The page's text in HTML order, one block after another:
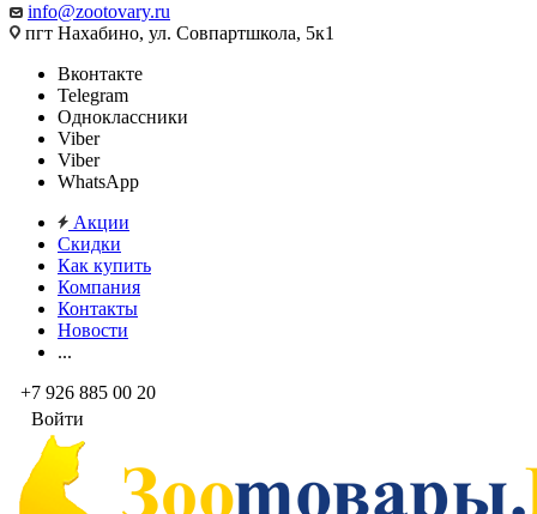
info@zootovary.ru
пгт Нахабино, ул. Совпартшкола, 5к1
Вконтакте
Telegram
Одноклассники
Viber
Viber
WhatsApp
Акции
Скидки
Как купить
Компания
Контакты
Новости
...
+7 926 885 00 20
Войти